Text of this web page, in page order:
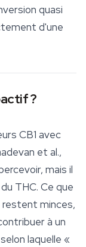
quasi
d'une
?
CB1 avec
et al.,
mais il
THC. Ce que
minces,
à un
laquelle «